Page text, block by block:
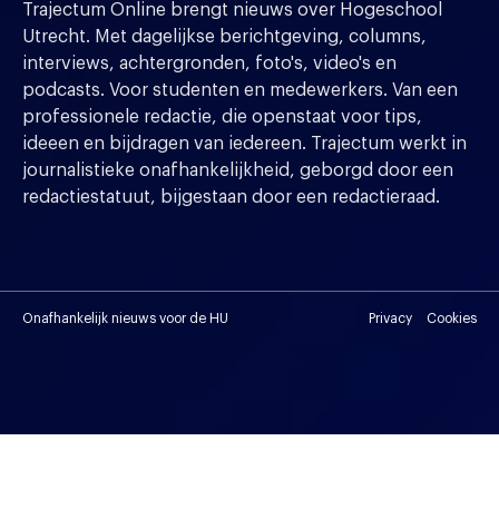
Trajectum Online brengt nieuws over Hogeschool
Utrecht. Met dagelijkse berichtgeving, columns,
interviews, achtergronden, foto's, video's en
podcasts. Voor studenten en medewerkers. Van een
professionele redactie, die openstaat voor tips,
ideeen en bijdragen van iedereen. Trajectum werkt in
journalistieke onafhankelijkheid, geborgd door een
redactiestatuut, bijgestaan door een redactieraad.
Onafhankelijk nieuws voor de HU Privacy Cookies